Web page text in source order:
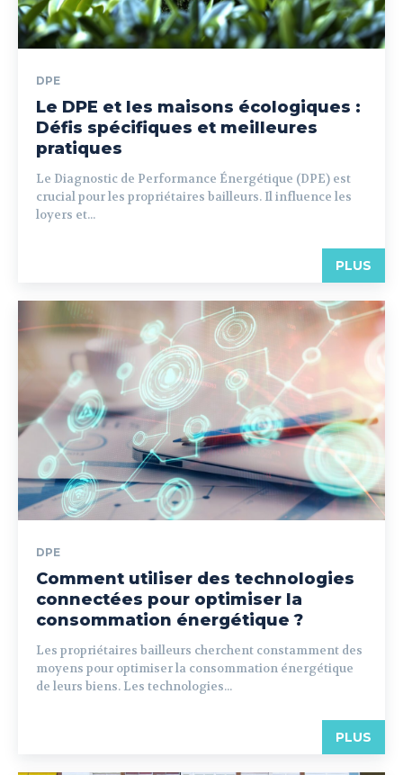
DPE
Le DPE et les maisons écologiques :
Défis spécifiques et meilleures
pratiques
Le Diagnostic de Performance Énergétique (DPE) est
crucial pour les propriétaires bailleurs. Il influence les
loyers et...
PLUS
DPE
Comment utiliser des technologies
connectées pour optimiser la
consommation énergétique ?
Les propriétaires bailleurs cherchent constamment des
moyens pour optimiser la consommation énergétique
de leurs biens. Les technologies...
PLUS